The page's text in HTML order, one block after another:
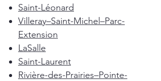
Saint-Léonard
Villeray–Saint-Michel–Parc-
Extension
LaSalle
Saint-Laurent
Rivière-des-Prairies–Pointe-